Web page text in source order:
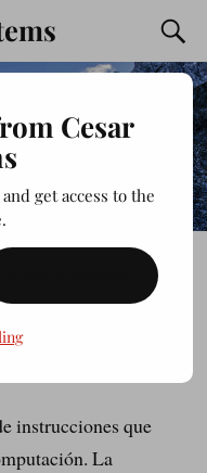
instrucciones que
La
Cesar
get access to the